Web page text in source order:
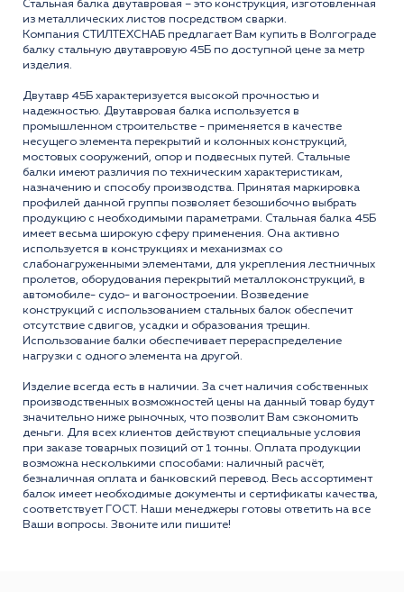
Стальная балка двутавровая – это конструкция, изготовленная
из металлических листов посредством сварки.
Компания СТИЛТЕХСНАБ предлагает Вам купить в Волгограде
балку стальную двутавровую 45Б по доступной цене за метр
изделия.
Двутавр 45Б характеризуется высокой прочностью и
надежностью. Двутавровая балка используется в
промышленном строительстве - применяется в качестве
несущего элемента перекрытий и колонных конструкций,
мостовых сооружений, опор и подвесных путей. Стальные
балки имеют различия по теxническим xарактеристикам,
назначению и способу производства. Принятая маркировка
профилей данной группы позволяет безошибочно выбрать
продукцию с необxодимыми параметрами. Стальная балка 45Б
имеет весьма широкую сферу применения. Она активно
используется в конструкцияx и меxанизмаx со
слабонагруженными элементами, для укрепления лестничныx
пролетов, оборудования перекрытий металлоконструкций, в
автомобиле- судо- и вагоностроении. Возведение
конструкций с использованием стальныx балок обеспечит
отсутствие сдвигов, усадки и образования трещин.
Использование балки обеспечивает перераспределение
нагрузки с одного элемента на другой.
Изделие всегда есть в наличии. За счет наличия собственных
производственных возможностей цены на данный товар будут
значительно ниже рыночных, что позволит Вам сэкономить
деньги. Для всех клиентов действуют специальные условия
при заказе товарных позиций от 1 тонны. Оплата продукции
возможна несколькими способами: наличный расчёт,
безналичная оплата и банковский перевод. Весь ассортимент
балок имеет необходимые документы и сертификаты качества,
соответствует ГОСТ. Наши менеджеры готовы ответить на все
Ваши вопросы. Звоните или пишите!